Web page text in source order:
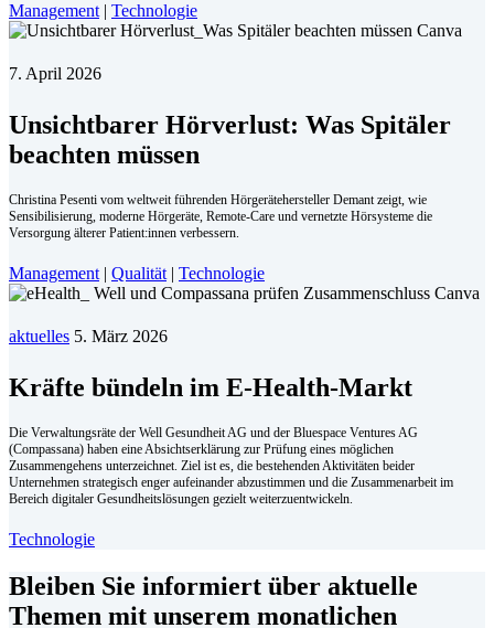
Management| Technologie
7. April 2026
Unsichtbarer Hörverlust: Was Spitäler
beachten müssen
Christina Pesenti vom weltweit führenden Hörgerätehersteller Demant zeigt, wie
Sensibilisierung, moderne Hörgeräte, Remote-Care und vernetzte Hörsysteme die
Versorgung älterer Patient:innen verbessern.
Management | Qualität | Technologie
aktuelles 5. März 2026
Kräfte bündeln im E-Health-Markt
Die Verwaltungsräte der Well Gesundheit AG und der Bluespace Ventures AG
(Compassana) haben eine Absichtserklärung zur Prüfung eines möglichen
Zusammengehens unterzeichnet. Ziel ist es, die bestehenden Aktivitäten beider
Unternehmen strategisch enger aufeinander abzustimmen und die Zusammenarbeit im
Bereich digitaler Gesundheitslösungen gezielt weiterzuentwickeln.
Technologie
Bleiben Sie informiert über aktuelle
Themen mit unserem monatlichen